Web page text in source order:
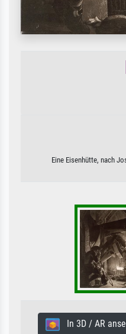
Eine Eisenhütte, nach
In 3D / AR